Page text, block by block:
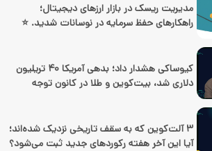
مدیریت ریسک در بازار ارزهای دیجیتال؛
راهکارهای حفظ سرمایه در نوسانات شدید. ⭐
کیوساکی هشدار داد؛ بدهی آمریکا ۴۰ تریلیون
دلاری شد، بیت‌کوین و طلا در کانون توجه
۳ آلت‌کوین که به سقف تاریخی نزدیک شده‌اند؛
آیا این آخر هفته رکوردهای جدید ثبت می‌شود؟